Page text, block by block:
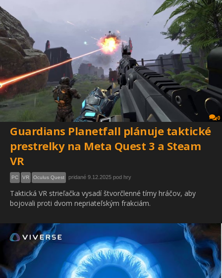
0
Guardians Planetfall plánuje taktické
prestrelky na Meta Quest 3 a Steam
VR
PC VR Oculus Quest pridané 9.12.2025 pod hry
Taktická VR strieľačka vysadí štvorčlenné tímy hráčov, aby
bojovali proti dvom nepriateľským frakciám.